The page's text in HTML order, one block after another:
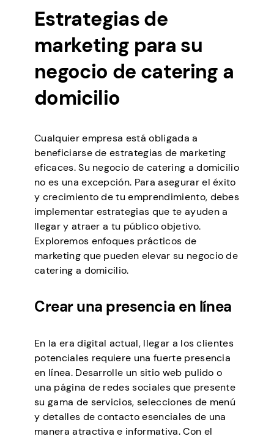
Estrategias de
marketing para su
negocio de catering a
domicilio
Cualquier empresa está obligada a
beneficiarse de estrategias de marketing
eficaces. Su negocio de catering a domicilio
no es una excepción. Para asegurar el éxito
y crecimiento de tu emprendimiento, debes
implementar estrategias que te ayuden a
llegar y atraer a tu público objetivo.
Exploremos enfoques prácticos de
marketing que pueden elevar su negocio de
catering a domicilio.
Crear una presencia en línea
En la era digital actual, llegar a los clientes
potenciales requiere una fuerte presencia
en línea. Desarrolle un sitio web pulido o
una página de redes sociales que presente
su gama de servicios, selecciones de menú
y detalles de contacto esenciales de una
manera atractiva e informativa. Con el